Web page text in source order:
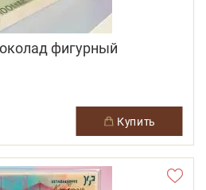
фигурный
купить